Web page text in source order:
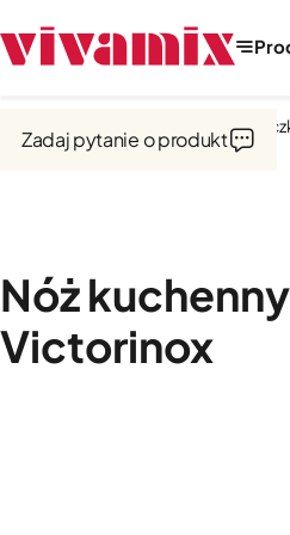
Noże, tarki,
Nóż
Victorinox
Zadaj pytanie o produkt